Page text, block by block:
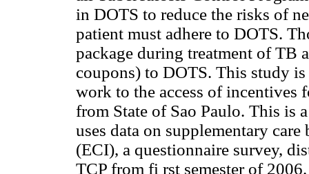
in DOTS to reduce the risks of
patient must adhere to DOTS.
package during treatment of TB
coupons) to DOTS. This study
work to the access of incentives
from State of Sao Paulo. This is
uses data on supplementary
(ECI), a questionnaire survey,
TCP from fi rst semester of